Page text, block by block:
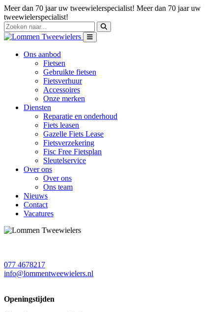
Meer dan 70 jaar uw tweewielerspecialist! Meer dan 70 jaar uw
tweewielerspecialist!
Ons aanbod
Fietsen
Gebruikte fietsen
Fietsverhuur
Accessoires
Onze merken
Diensten
Reparatie en onderhoud
Fiets leasen
Gazelle Fiets Lease
Fietsverzekering
Fisc Free Fietsplan
Sleutelservice
Over ons
Over ons
Ons team
Nieuws
Contact
Vacatures
077 4678217
info@lommentweewielers.nl
Openingstijden